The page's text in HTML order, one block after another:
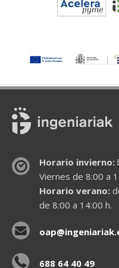
Horario invierno:
Viernes de 8:00 a
Horario verano:
de 8:00 a 14:00 h.
688 64 40 49